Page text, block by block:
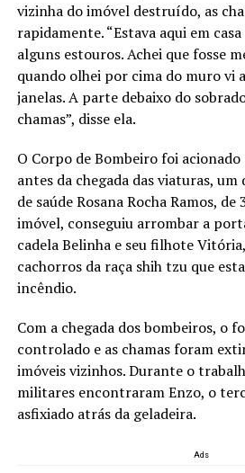
vizinha do imóvel destruído, as
rapidamente. “Estava aqui em
alguns estouros. Achei que fosse
quando olhei por cima do muro vi
janelas. A parte debaixo do
chamas”, disse ela.
O Corpo de Bombeiro foi
antes da chegada das viaturas,
de saúde Rosana Rocha Ramos,
imóvel, conseguiu arrombar a
cadela Belinha e seu filhote
cachorros da raça shih tzu que
incêndio.
Com a chegada dos bombeiros, o
controlado e as chamas foram
imóveis vizinhos. Durante o
militares encontraram Enzo, o
asfixiado atrás da geladeira.
Ads